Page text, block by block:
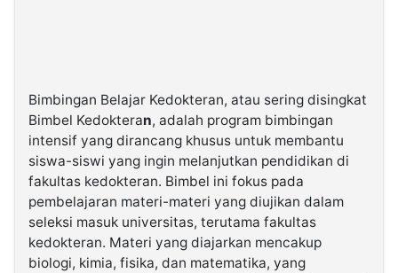
Bimbingan Belajar Kedokteran, atau sering disingkat
Bimbel Kedokteran, adalah program bimbingan
intensif yang dirancang khusus untuk membantu
siswa-siswi yang ingin melanjutkan pendidikan di
fakultas kedokteran. Bimbel ini fokus pada
pembelajaran materi-materi yang diujikan dalam
seleksi masuk universitas, terutama fakultas
kedokteran. Materi yang diajarkan mencakup
biologi, kimia, fisika, dan matematika, yang